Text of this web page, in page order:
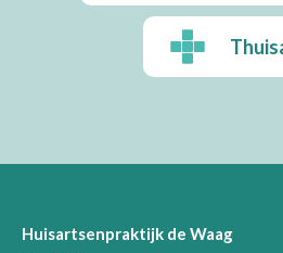
Huisartsenpraktijk de Waag